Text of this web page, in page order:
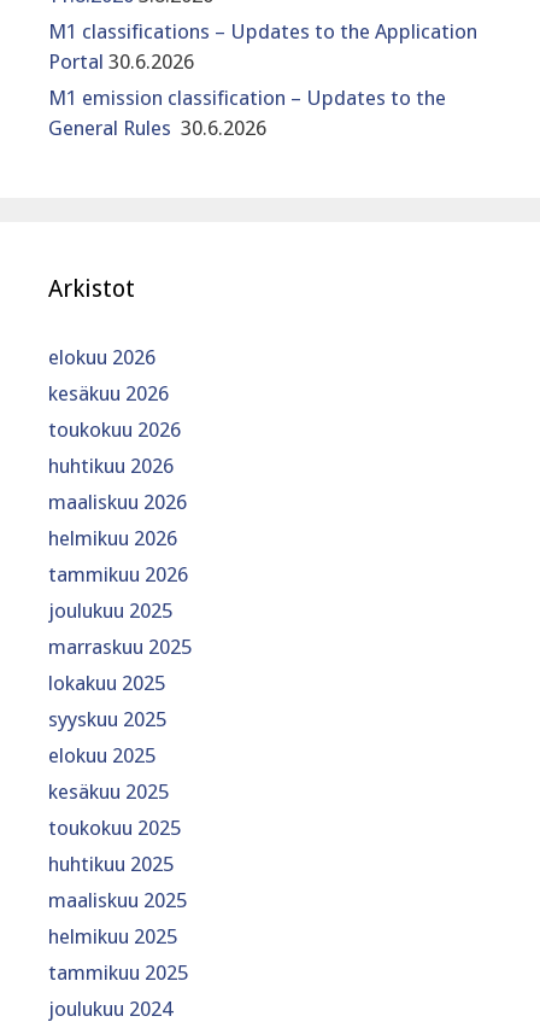
M1 classifications – Updates to the Application
Portal 30.6.2026
M1 emission classification – Updates to the
General Rules 30.6.2026
Arkistot
elokuu 2026
kesäkuu 2026
toukokuu 2026
huhtikuu 2026
maaliskuu 2026
helmikuu 2026
tammikuu 2026
joulukuu 2025
marraskuu 2025
lokakuu 2025
syyskuu 2025
elokuu 2025
kesäkuu 2025
toukokuu 2025
huhtikuu 2025
maaliskuu 2025
helmikuu 2025
tammikuu 2025
joulukuu 2024